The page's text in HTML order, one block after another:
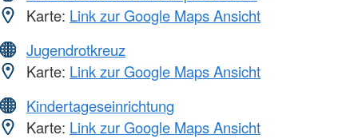
Karte: Link zur Google Maps Ansicht
Jugendrotkreuz
Karte: Link zur Google Maps Ansicht
Kindertageseinrichtung
Karte: Link zur Google Maps Ansicht